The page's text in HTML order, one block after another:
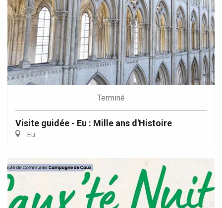
Terminé
Visite guidée - Eu : Mille ans d'Histoire
Eu